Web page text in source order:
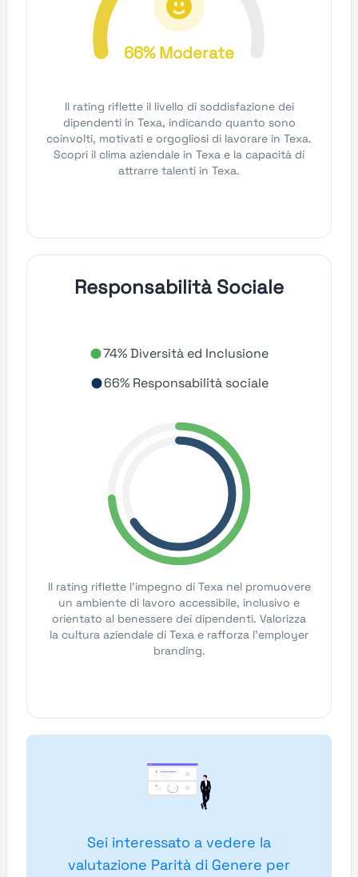
66% Moderate
Il rating riflette il livello di soddisfazione dei
dipendenti in Texa, indicando quanto sono
coinvolti, motivati e orgogliosi di lavorare in Texa.
Scopri il clima aziendale in Texa e la capacità di
attrarre talenti in Texa.
Responsabilità Sociale
74% Diversità ed Inclusione
66% Responsabilità sociale
Il rating riflette l'impegno di Texa nel promuovere
un ambiente di lavoro accessibile, inclusivo e
orientato al benessere dei dipendenti. Valorizza
la cultura aziendale di Texa e rafforza l'employer
branding.
Sei interessato a vedere la
valutazione Parità di Genere per